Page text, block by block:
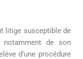
litige susceptible de
de son
d’une procédure